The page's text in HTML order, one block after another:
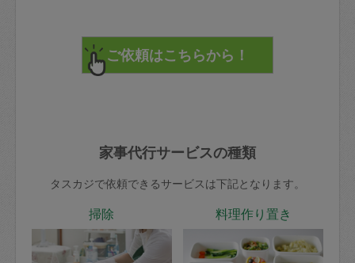
家事代行サービスの種類
タスカジで依頼できるサービスは下記となります。
掃除 料理作り置き